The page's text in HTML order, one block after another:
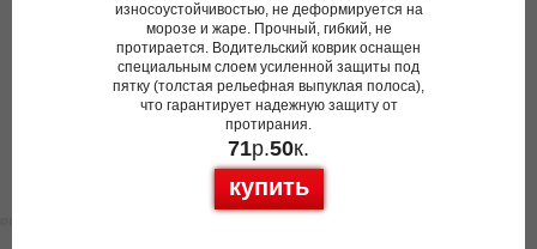
износоустойчивостью, не деформируется на
морозе и жаре. Прочный, гибкий, не
протирается. Водительский коврик оснащен
специальным слоем усиленной защиты под
пятку (толстая рельефная выпуклая полоса),
что гарантирует надежную защиту от
протирания.
71р.50к.
купить